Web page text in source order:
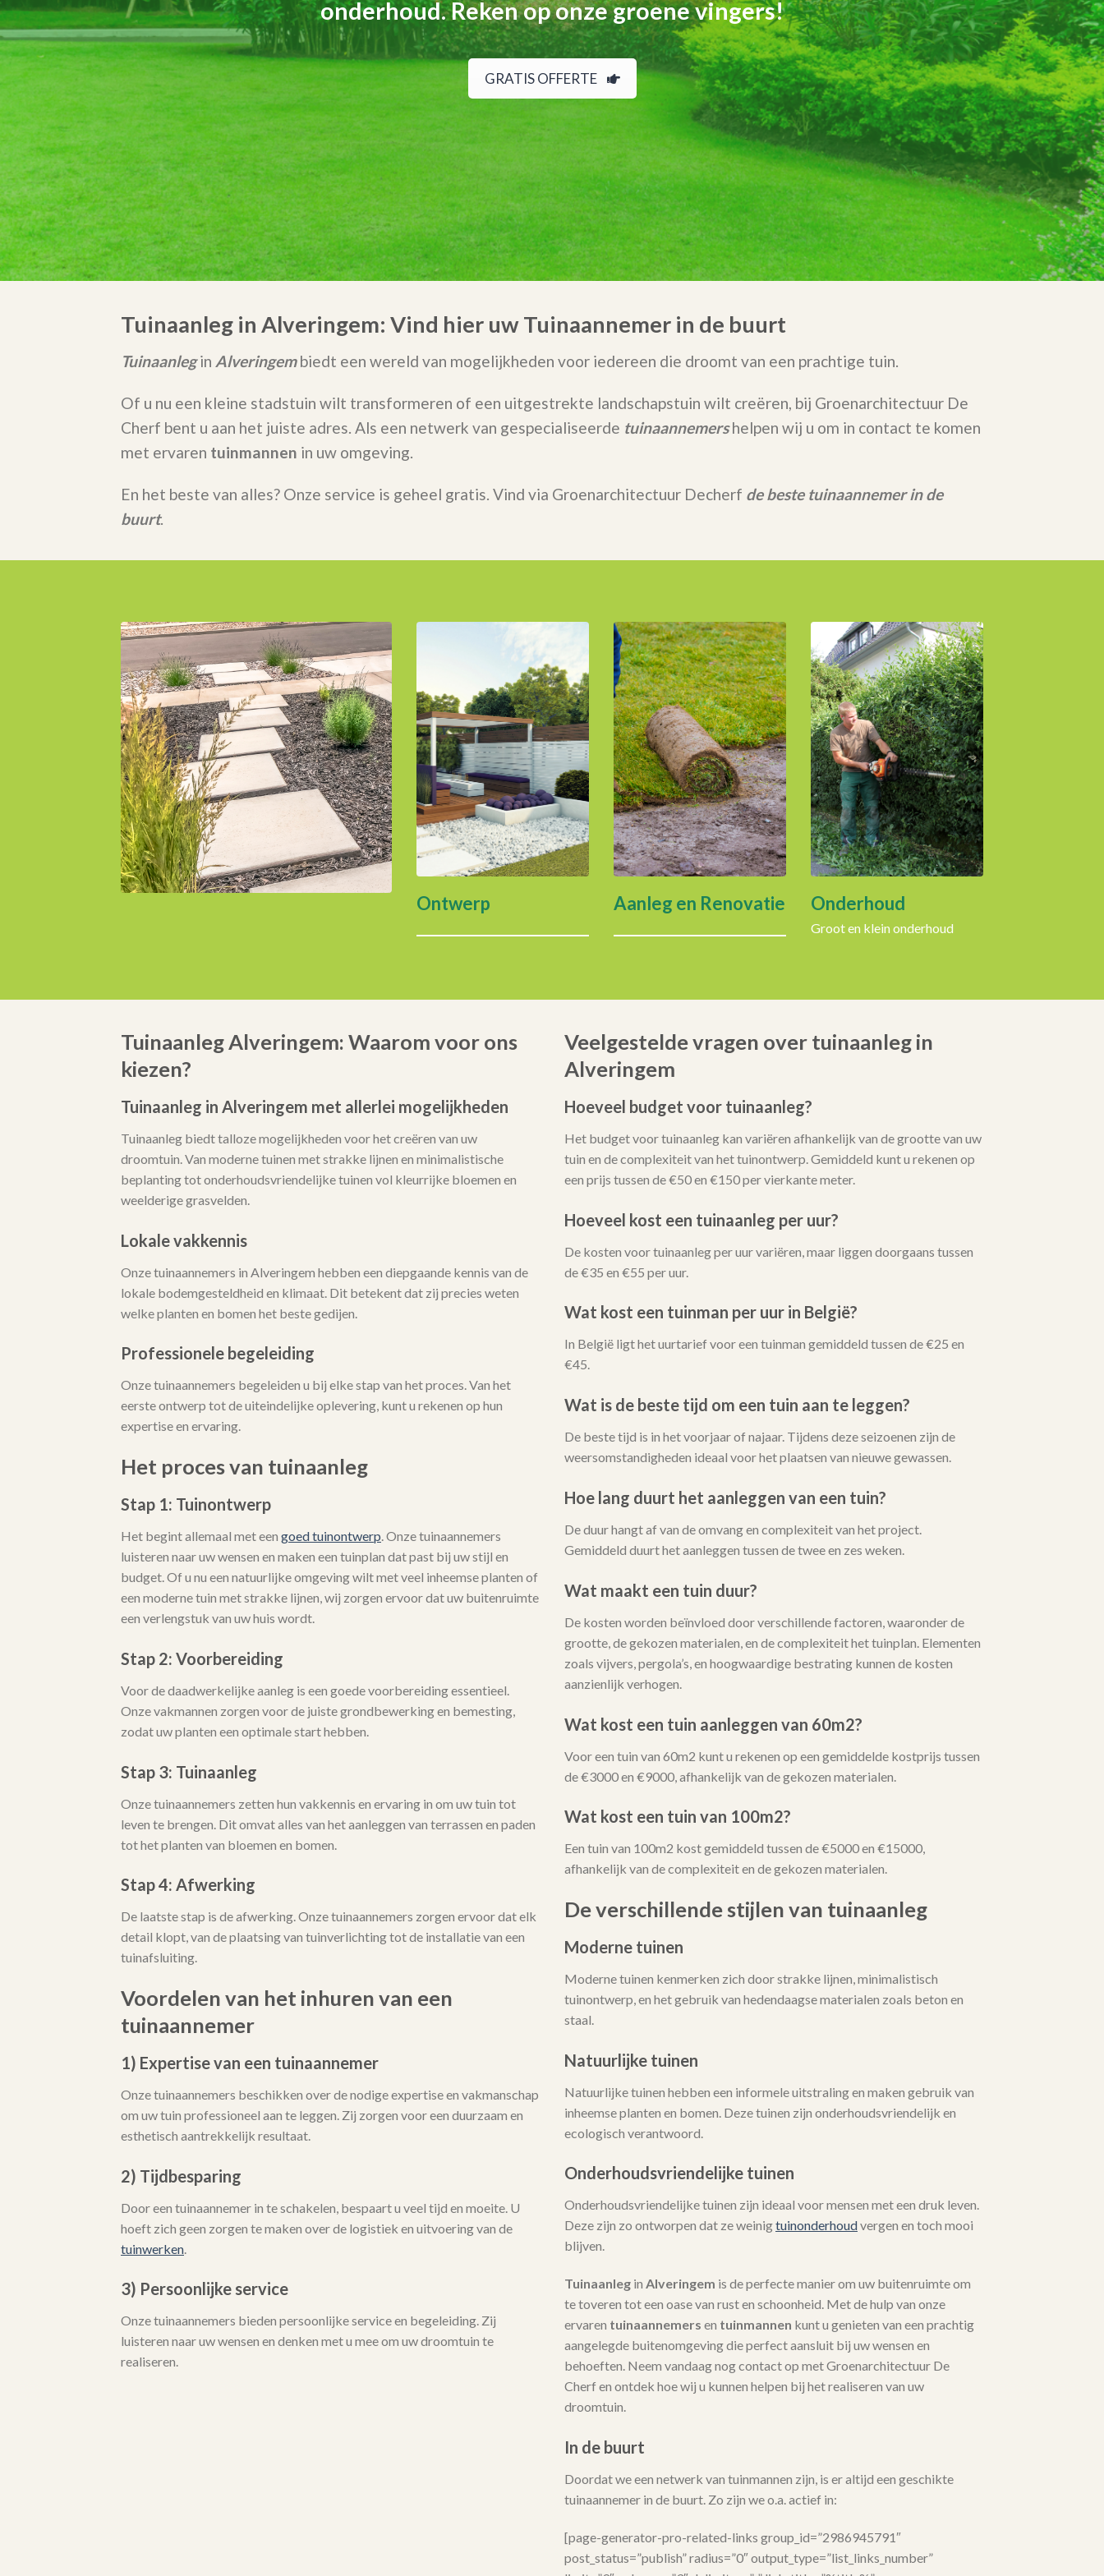
onderhoud. Reken op onze groene vingers!
GRATIS OFFERTE
Tuinaanleg in Alveringem: Vind hier uw Tuinaannemer in de buurt
Tuinaanlegin Alveringembiedt een wereld van mogelijkheden voor iedereen die droomt van een prachtige tuin.
Of u nu een kleine stadstuin wilt transformeren of een uitgestrekte landschapstuin wilt creëren, bij Groenarchitectuur De
Cherf bent u aan het juiste adres. Als een netwerk van gespecialiseerde tuinaannemershelpen wij u om in contact te komen
met ervaren tuinmannen in uw omgeving.
En het beste van alles? Onze service is geheel gratis. Vind via Groenarchitectuur Decherf de beste tuinaannemer in de
buurt.
Ontwerp Aanleg en Renovatie Onderhoud
Groot en klein onderhoud
Tuinaanleg Alveringem: Waarom voor ons
kiezen?
Tuinaanleg in Alveringem met allerlei mogelijkheden
Tuinaanleg biedt talloze mogelijkheden voor het creëren van uw
droomtuin. Van moderne tuinen met strakke lijnen en minimalistische
beplanting tot onderhoudsvriendelijke tuinen vol kleurrijke bloemen en
weelderige grasvelden.
Lokale vakkennis
Onze tuinaannemers in Alveringem hebben een diepgaande kennis van de
lokale bodemgesteldheid en klimaat. Dit betekent dat zij precies weten
welke planten en bomen het beste gedijen.
Professionele begeleiding
Onze tuinaannemers begeleiden u bij elke stap van het proces. Van het
eerste ontwerp tot de uiteindelijke oplevering, kunt u rekenen op hun
expertise en ervaring.
Het proces van tuinaanleg
Stap 1: Tuinontwerp
Het begint allemaal met een goed tuinontwerp. Onze tuinaannemers
luisteren naar uw wensen en maken een tuinplan dat past bij uw stijl en
budget. Of u nu een natuurlijke omgeving wilt met veel inheemse planten of
een moderne tuin met strakke lijnen, wij zorgen ervoor dat uw buitenruimte
een verlengstuk van uw huis wordt.
Stap 2: Voorbereiding
Voor de daadwerkelijke aanleg is een goede voorbereiding essentieel.
Onze vakmannen zorgen voor de juiste grondbewerking en bemesting,
zodat uw planten een optimale start hebben.
Stap 3: Tuinaanleg
Onze tuinaannemers zetten hun vakkennis en ervaring in om uw tuin tot
leven te brengen. Dit omvat alles van het aanleggen van terrassen en paden
tot het planten van bloemen en bomen.
Stap 4: Afwerking
De laatste stap is de afwerking. Onze tuinaannemers zorgen ervoor dat elk
detail klopt, van de plaatsing van tuinverlichting tot de installatie van een
tuinafsluiting.
Voordelen van het inhuren van een
tuinaannemer
1) Expertise van een tuinaannemer
Onze tuinaannemers beschikken over de nodige expertise en vakmanschap
om uw tuin professioneel aan te leggen. Zij zorgen voor een duurzaam en
esthetisch aantrekkelijk resultaat.
2) Tijdbesparing
Door een tuinaannemer in te schakelen, bespaart u veel tijd en moeite. U
hoeft zich geen zorgen te maken over de logistiek en uitvoering van de
tuinwerken
3) Persoonlijke service
Onze tuinaannemers bieden persoonlijke service en begeleiding. Zij
luisteren naar uw wensen en denken met u mee om uw droomtuin te
realiseren.
Veelgestelde vragen over tuinaanleg in
Alveringem
Hoeveel budget voor tuinaanleg?
Het budget voor tuinaanleg kan variëren afhankelijk van de grootte van uw
tuin en de complexiteit van het tuinontwerp. Gemiddeld kunt u rekenen op
een prijs tussen de €50 en €150 per vierkante meter.
Hoeveel kost een tuinaanleg per uur?
De kosten voor tuinaanleg per uur variëren, maar liggen doorgaans tussen
de €35 en €55 per uur.
Wat kost een tuinman per uur in België?
In België ligt het uurtarief voor een tuinman gemiddeld tussen de €25 en
€45.
Wat is de beste tijd om een tuin aan te leggen?
De beste tijd is in het voorjaar of najaar. Tijdens deze seizoenen zijn de
weersomstandigheden ideaal voor het plaatsen van nieuwe gewassen.
Hoe lang duurt het aanleggen van een tuin?
De duur hangt af van de omvang en complexiteit van het project.
Gemiddeld duurt het aanleggen tussen de twee en zes weken.
Wat maakt een tuin duur?
De kosten worden beïnvloed door verschillende factoren, waaronder de
grootte, de gekozen materialen, en de complexiteit het tuinplan. Elementen
zoals vijvers, pergola’s, en hoogwaardige bestrating kunnen de kosten
aanzienlijk verhogen.
Wat kost een tuin aanleggen van 60m2?
Voor een tuin van 60m2 kunt u rekenen op een gemiddelde kostprijs tussen
de €3000 en €9000, afhankelijk van de gekozen materialen.
Wat kost een tuin van 100m2?
Een tuin van 100m2 kost gemiddeld tussen de €5000 en €15000,
afhankelijk van de complexiteit en de gekozen materialen.
De verschillende stijlen van tuinaanleg
Moderne tuinen
Moderne tuinen kenmerken zich door strakke lijnen, minimalistisch
tuinontwerp, en het gebruik van hedendaagse materialen zoals beton en
staal.
Natuurlijke tuinen
Natuurlijke tuinen hebben een informele uitstraling en maken gebruik van
inheemse planten en bomen. Deze tuinen zijn onderhoudsvriendelijk en
ecologisch verantwoord.
Onderhoudsvriendelijke tuinen
Onderhoudsvriendelijke tuinen zijn ideaal voor mensen met een druk leven.
Deze zijn zo ontworpen dat ze weinigtuinonderhoudvergen en toch mooi
blijven.
Tuinaanleg in Alveringem is de perfecte manier om uw buitenruimte om
te toveren tot een oase van rust en schoonheid. Met de hulp van onze
ervaren tuinaannemers en tuinmannen kunt u genieten van een prachtig
aangelegde buitenomgeving die perfect aansluit bij uw wensen en
behoeften. Neem vandaag nog contact op met Groenarchitectuur De
Cherf en ontdek hoe wij u kunnen helpen bij het realiseren van uw
droomtuin.
In de buurt
Doordat we een netwerk van tuinmannen zijn, is er altijd een geschikte
tuinaannemer in de buurt. Zo zijn we o.a. actief in:
[page-generator-pro-related-links group_id=”2986945791″
post_status=”publish” radius=”0″ output_type=”list_links_number”